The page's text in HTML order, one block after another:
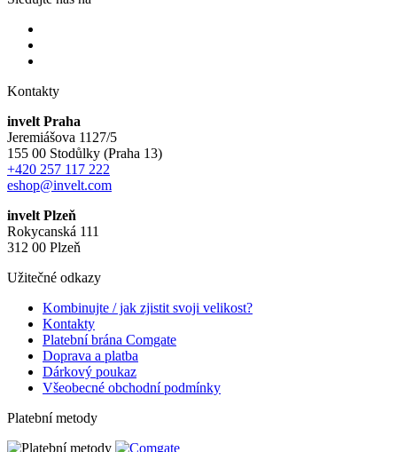
Kontakty
invelt Praha
Jeremiášova 1127/5
155 00 Stodůlky (Praha 13)
+420 257 117 222
eshop@invelt.com
invelt Plzeň
Rokycanská 111
312 00 Plzeň
Užitečné odkazy
Kombinujte / jak zjistit svoji velikost?
Kontakty
Platební brána Comgate
Doprava a platba
Dárkový poukaz
Všeobecné obchodní podmínky
Platební metody